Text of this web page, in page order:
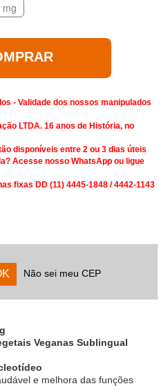
- Validade dos nossos manipulados
LTDA. 16 anos de História, no
disponíveis entre 2 ou 3 dias úteis
Acesse nosso WhatsApp ou ligue
fixas DD (11) 4445-1848 / 4442-1143
Não sei meu CEP
Veganas Sublingual
e melhora das funções